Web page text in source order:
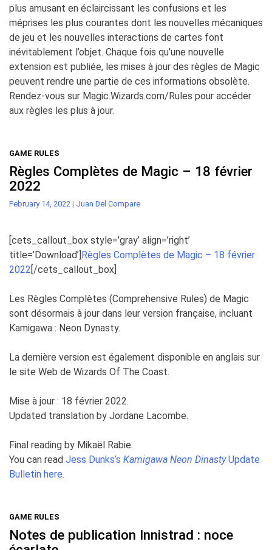
plus amusant en éclaircissant les confusions et les
méprises les plus courantes dont les nouvelles mécaniques
de jeu et les nouvelles interactions de cartes font
inévitablement l’objet. Chaque fois qu’une nouvelle
extension est publiée, les mises à jour des règles de Magic
peuvent rendre une partie de ces informations obsolète.
Rendez-vous sur Magic.Wizards.com/Rules pour accéder
aux règles les plus à jour.
GAME RULES
Règles Complètes de Magic – 18 février
2022
February 14, 2022 | Juan Del Compare
[cets_callout_box style=’gray’ align=’right’
title=’Download’]Règles Complètes de Magic – 18 février
2022[/cets_callout_box]
Les Règles Complètes (Comprehensive Rules) de Magic
sont désormais à jour dans leur version française, incluant
Kamigawa : Neon Dynasty.
La dernière version est également disponible en anglais sur
le site Web de Wizards Of The Coast.
Mise à jour : 18 février 2022.
Updated translation by Jordane Lacombe.
Final reading by Mikaël Rabie.
You can read Jess Dunks’s Kamigawa Neon DinastyUpdate
Bulletin here.
GAME RULES
Notes de publication Innistrad : noce